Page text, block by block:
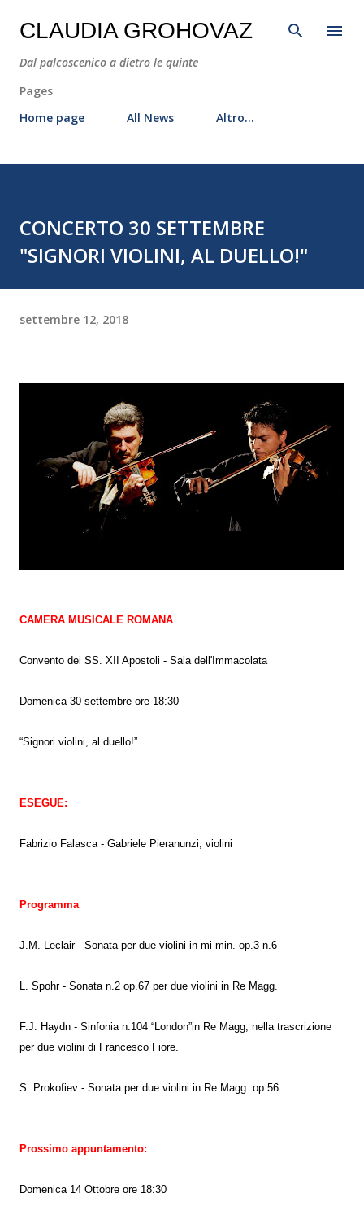
Passa ai contenuti principali
CLAUDIA GROHOVAZ
Dal palcoscenico a dietro le quinte
Pages
Home page
All News Altro…
CONCERTO 30 SETTEMBRE
"SIGNORI VIOLINI, AL DUELLO!"
settembre 12, 2018
CAMERA MUSICALE ROMANA
Convento dei SS. XII Apostoli - Sala dell'Immacolata
Domenica 30 settembre ore 18:30
“Signori violini, al duello!”
ESEGUE:
Fabrizio Falasca - Gabriele Pieranunzi, violini
Programma
J.M. Leclair - Sonata per due violini in mi min. op.3 n.6
L. Spohr - Sonata n.2 op.67 per due violini in Re Magg.
F.J. Haydn - Sinfonia n.104 “London”in Re Magg, nella trascrizione
per due violini di Francesco Fiore.
S. Prokofiev - Sonata per due violini in Re Magg. op.56
Prossimo appuntamento:
Domenica 14 Ottobre ore 18:30